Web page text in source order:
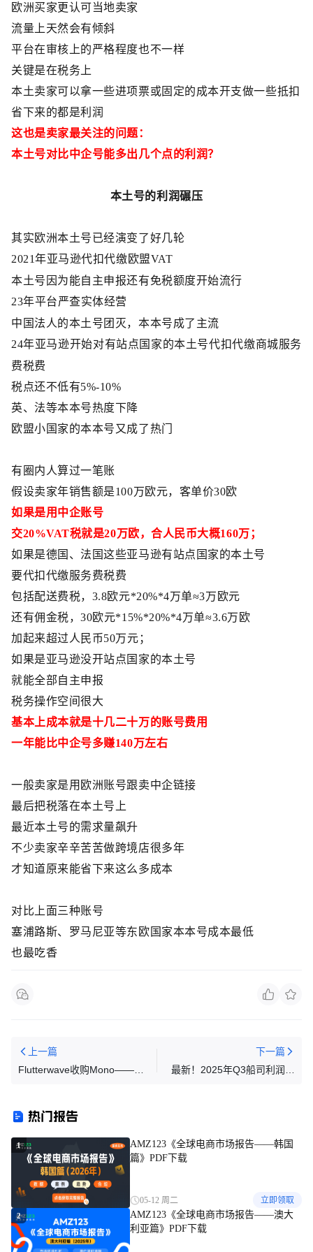
欧洲买家更认可当地卖家
流量上天然会有倾斜
平台在审核上的严格程度也不一样
关键是在税务上
本土卖家可以拿一些进项票或固定的成本开支做一些抵扣
省下来的都是利润
这也是卖家最关注的问题：
本土号对比中企号能多出几个点的利润？
本土号的利润碾压
其实欧洲本土号已经演变了好几轮
2021年亚马逊代扣代缴欧盟VAT
本土号因为能自主申报还有免税额度开始流行
23年平台严查实体经营
中国法人的本土号团灭，本本号成了主流
24年亚马逊开始对有站点国家的本土号代扣代缴商城服务
费税费
税点还不低有5%-10%
英、法等本本号热度下降
欧盟小国家的本本号又成了热门
有圈内人算过一笔账
假设卖家年销售额是100万欧元，客单价30欧
如果是用中企账号
交20%VAT税就是20万欧，合人民币大概160万；
如果是德国、法国这些亚马逊有站点国家的本土号
要代扣代缴服务费税费
包括配送费税， 3.8欧元*20%*4万单≈3万欧元
还有佣金税，30欧元*15%*20%*4万单≈3.6万欧
加起来超过人民币50万元；
如果是亚马逊没开站点国家的本土号
就能全部自主申报
税务操作空间很大
基本上成本就是十几二十万的账号费用
一年能比中企号多赚140万左右
一般卖家是用欧洲账号跟卖中企链接
最后把税落在本土号上
最近本土号的需求量飙升
不少卖家辛辛苦苦做跨境店很多年
才知道原来能省下来这么多成本
对比 上面三种账号
塞浦路斯、罗马尼亚等东欧国家本本号成本最低
也最吃香
上一篇
Flutterwave收购Mono——非
下一篇
最新！2025年Q3船司利润排
热门报告
1
AMZ123《全球电商市场报告——韩国
篇》PDF下载
05-12 周二 立即领取
2
AMZ123《全球电商市场报告——澳大
利亚篇》PDF下载